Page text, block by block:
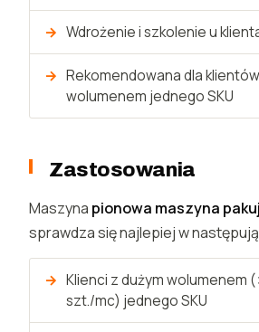
Wdrożenie i szkolenie u
Rekomendowana dla
wolumenem jednego SKU
Zastosowania
Maszyna pionowa maszyna
sprawdza się najlepiej w
Klienci z dużym wolumenem
szt./mc) jednego SKU